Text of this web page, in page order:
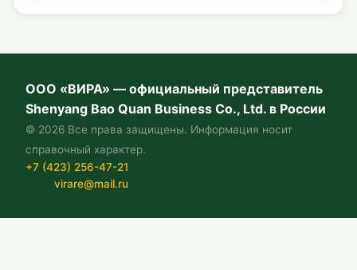
ООО «ВИРА» — официальный представитель
Shenyang Bao Quan Business Co., Ltd. в России
© 2026 Все права защищены. Информация носит
справочный характер.
+7 (423) 256-47-21
virare@mail.ru